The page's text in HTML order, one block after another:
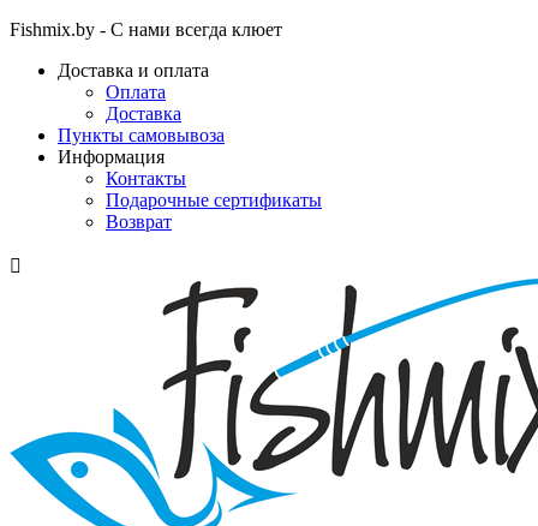
Fishmix.by - С нами всегда клюет
Доставка и оплата
Оплата
Доставка
Пункты самовывоза
Информация
Контакты
Подарочные сертификаты
Возврат
